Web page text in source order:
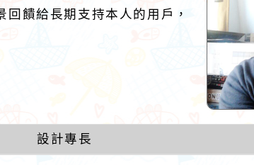
饋給長期支持本人的用戶，
設計專長